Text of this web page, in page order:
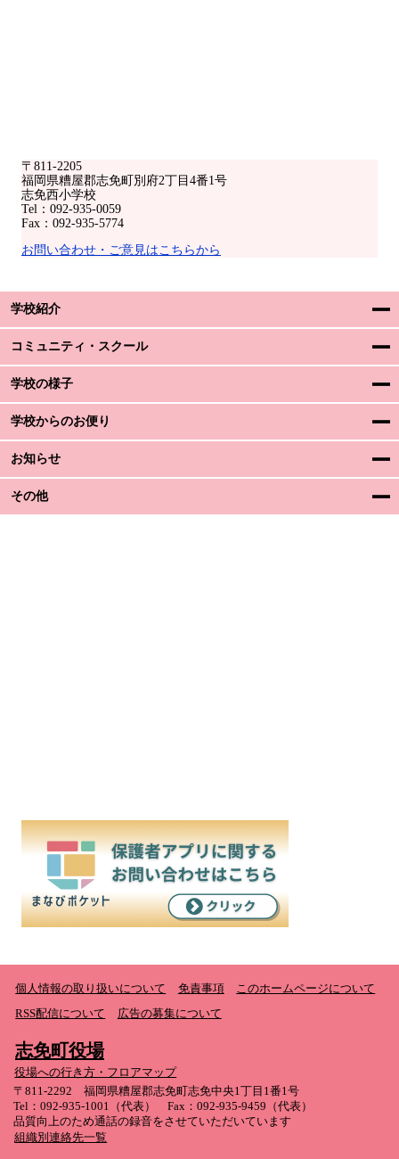
〒811-2205
福岡県糟屋郡志免町別府2丁目4番1号
志免西小学校
Tel：092-935-0059
Fax：092-935-5774
お問い合わせ・ご意見はこちらから
学校紹介
コミュニティ・スクール
学校の様子
学校からのお便り
お知らせ
その他
個人情報の取り扱いについて 免責事項
このホームページについて
RSS配信について
広告の募集について
志免町役場
役場への行き方・フロアマップ
〒811-2292 福岡県糟屋郡志免町志免中央1丁目1番1号
Tel：092-935-1001（代表） Fax：092-935-9459（代表）
品質向上のため通話の録音をさせていただいています
組織別連絡先一覧